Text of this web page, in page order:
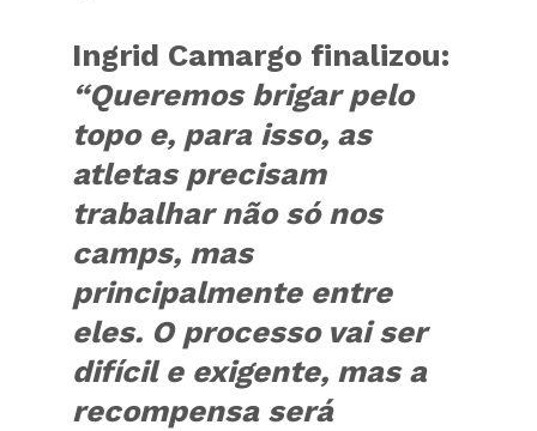
Ingrid Camargo finalizou:
“Queremos brigar pelo
topo e, para isso, as
atletas precisam
trabalhar não só nos
camps, mas
principalmente entre
eles. O processo vai ser
difícil e exigente, mas a
recompensa será